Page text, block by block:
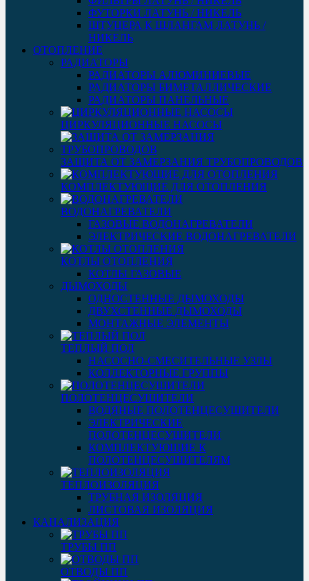
ФУТОРКИ ЛАТУНЬ / НИКЕЛЬ
ШТУЦЕРА К ШЛАНГАМ ЛАТУНЬ /
НИКЕЛЬ
ОТОПЛЕНИЕ
РАДИАТОРЫ
РАДИАТОРЫ АЛЮМИНИЕВЫЕ
РАДИАТОРЫ БИМЕТАЛЛИЧЕСКИЕ
РАДИАТОРЫ ПАНЕЛЬНЫЕ
ЦИРКУЛЯЦИОННЫЕ НАСОСЫ
ЗАЩИТА ОТ ЗАМЕРЗАНИЯ ТРУБОПРОВОДОВ
КОМПЛЕКТУЮЩИЕ ДЛЯ ОТОПЛЕНИЯ
ВОДОНАГРЕВАТЕЛИ
ГАЗОВЫЕ ВОДОНАГРЕВАТЕЛИ
ЭЛЕКТРИЧЕСКИЕ ВОДОНАГРЕВАТЕЛИ
КОТЛЫ ОТОПЛЕНИЯ
КОТЛЫ ГАЗОВЫЕ
ДЫМОХОДЫ
ОДНОСТЕННЫЕ ДЫМОХОДЫ
ДВУХСТЕННЫЕ ДЫМОХОДЫ
МОНТАЖНЫЕ ЭЛЕМЕНТЫ
ТЕПЛЫЙ ПОЛ
НАСОСНО-СМЕСИТЕЛЬНЫЕ УЗЛЫ
КОЛЛЕКТОРНЫЕ ГРУППЫ
ПОЛОТЕНЦЕСУШИТЕЛИ
ВОДЯНЫЕ ПОЛОТЕНЦЕСУШИТЕЛИ
ЭЛЕКТРИЧЕСКИЕ
ПОЛОТЕНЦЕСУШИТЕЛИ
КОМПЛЕКТУЮЩИЕ К
ПОЛОТЕНЦЕСУШИТЕЛЯМ
ТЕПЛОИЗОЛЯЦИЯ
ТРУБНАЯ ИЗОЛЯЦИЯ
ЛИСТОВАЯ ИЗОЛЯЦИЯ
КАНАЛИЗАЦИЯ
ТРУБЫ ПП
ОТВОДЫ ПП